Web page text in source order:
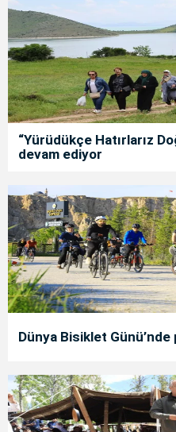
“Yürüdükçe Hatırlarız
devam ediyor
Dünya Bisiklet